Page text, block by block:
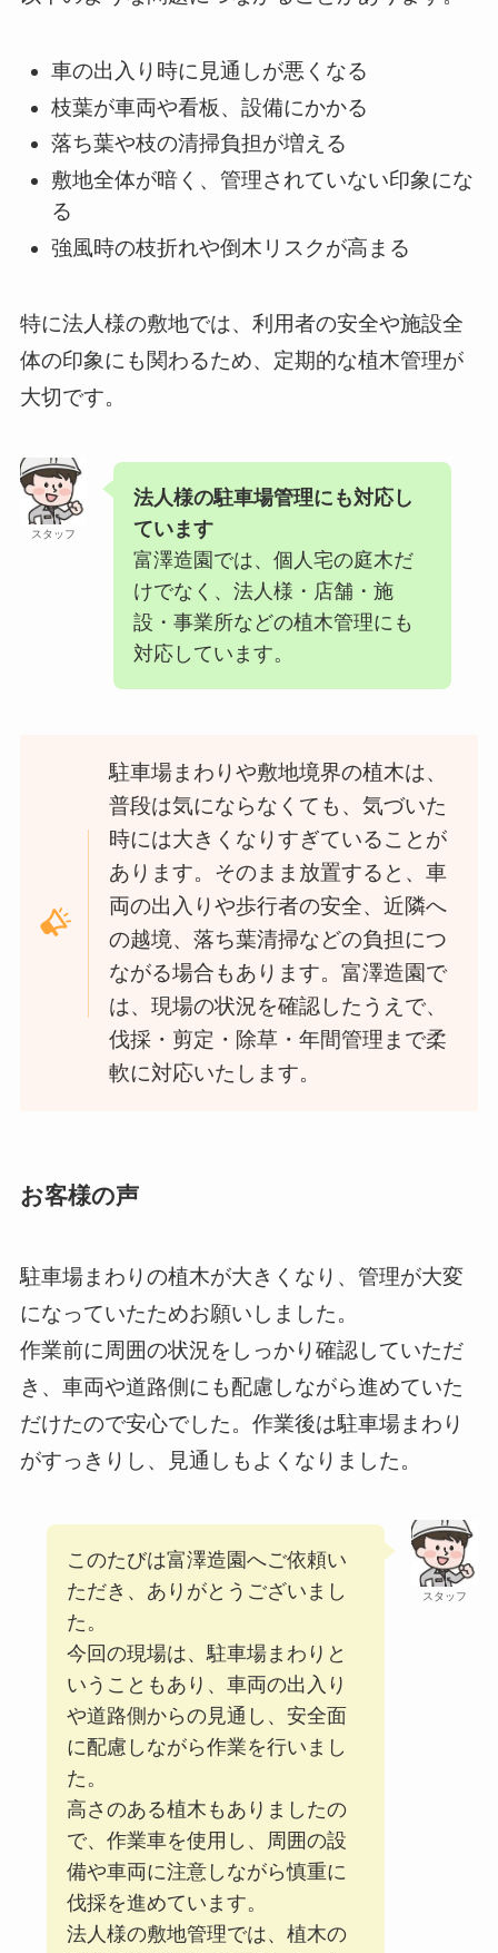
車の出入り時に見通しが悪くなる
枝葉が車両や看板、設備にかかる
落ち葉や枝の清掃負担が増える
敷地全体が暗く、管理されていない印象にな
る
強風時の枝折れや倒木リスクが高まる
特に法人様の敷地では、利用者の安全や施設全
体の印象にも関わるため、定期的な植木管理が
大切です。
スタッフ
法人様の駐車場管理にも対応し
ています
富澤造園では、個人宅の庭木だ
けでなく、法人様・店舗・施
設・事業所などの植木管理にも
対応しています。
駐車場まわりや敷地境界の植木は、
普段は気にならなくても、気づいた
時には大きくなりすぎていることが
あります。そのまま放置すると、車
両の出入りや歩行者の安全、近隣へ
の越境、落ち葉清掃などの負担につ
ながる場合もあります。富澤造園で
は、現場の状況を確認したうえで、
伐採・剪定・除草・年間管理まで柔
軟に対応いたします。
お客様の声
駐車場まわりの植木が大きくなり、管理が大変
になっていたためお願いしました。
作業前に周囲の状況をしっかり確認していただ
き、車両や道路側にも配慮しながら進めていた
だけたので安心でした。作業後は駐車場まわり
がすっきりし、見通しもよくなりました。
スタッフ
このたびは富澤造園へご依頼い
ただき、ありがとうございまし
た。
今回の現場は、駐車場まわりと
いうこともあり、車両の出入り
や道路側からの見通し、安全面
に配慮しながら作業を行いまし
た。
高さのある植木もありましたの
で、作業車を使用し、周囲の設
備や車両に注意しながら慎重に
伐採を進めています。
法人様の敷地管理では、植木の